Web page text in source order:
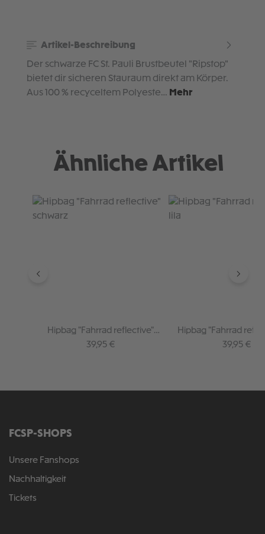
Artikel-Beschreibung
Der schwarze FC St. Pauli Brustbeutel "Ripstop"
bietet dir sicheren Stauraum direkt am Körper.
Aus 100 % recyceltem Polyeste… Mehr
Ähnliche Artikel
Produktgalerie überspringen
Hipbag "Fahrrad reflective"
schwarz
Regulärer Preis:
39,95 €
Hipbag "Fahrrad
Regulärer
39,95 €
FCSP-SHOPS
Unsere Fanshops
Nachhaltigkeit
Tickets